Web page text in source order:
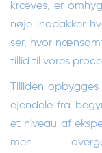
kræves, er
nøje indpakker
ser, hvor
tillid til vores
Tilliden
ejendele fra
et niveau af
men